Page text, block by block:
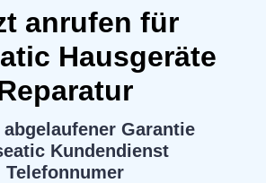
anrufen für
Hausgeräte
Garantie
Kundendienst
Telefonnumer